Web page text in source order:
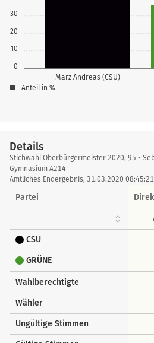
0
10
20
30
März Andreas (CSU)
Anteil in %
Details
Details
Stichwahl Oberbürgermeister 2020, 95 -
Gymnasium A214
Amtliches Endergebnis, 31.03.2020 08:45:21
Partei
CSU
GRÜNE
Wahlberechtigte
Wähler
Ungültige Stimmen